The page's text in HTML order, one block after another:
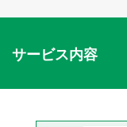
サービス内容